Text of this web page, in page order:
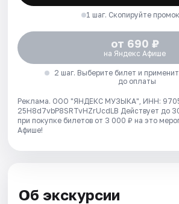
1 шаг. Скопируйте
от 690 ₽
на Яндекс Афише
2 шаг. Выберите билет и
до оплаты
Реклама. ООО "ЯНДЕКС МУЗЫКА", ИНН:
25H8d7vbP8SRTvHZrUcdLB Действует до
при покупке билетов от 3 000 ₽ на это
Афише!
Об экскурсии